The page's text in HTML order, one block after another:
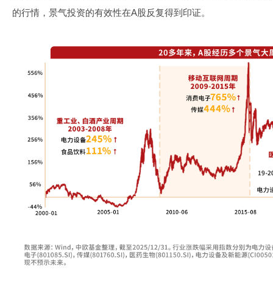
的行情，景气投资的有效性在A股反复得到印证。